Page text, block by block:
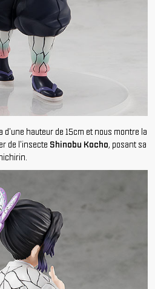
d'une hauteur de 15cm et nous montre la
de l'insecte Shinobu Kocho, posant sa